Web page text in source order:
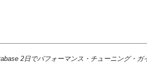
2日でパフォーマンス・チューニング・ガ